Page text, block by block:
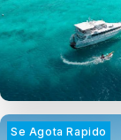
Se Agota Rapido